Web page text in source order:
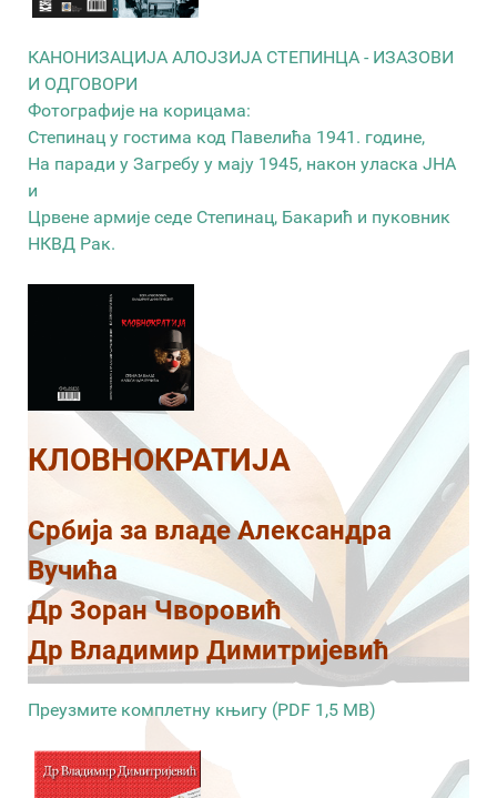
КАНОНИЗАЦИЈА АЛОЈЗИЈА СТЕПИНЦА - ИЗАЗОВИ
И ОДГОВОРИ
Фотографије на корицама:
Степинац у гостима код Павелића 1941. године,
На паради у Загребу у мају 1945, након уласка ЈНА
и
Црвене армије седе Степинац, Бакарић и пуковник
НКВД Рак.
КЛОВНОКРАТИЈА
Србија за владе Александра
Вучића
Др Зоран Чворовић
Др Владимир Димитријевић
Преузмите комплетну књигу (PDF 1,5 MB)